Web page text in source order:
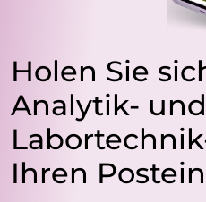
Holen Sie
Analytik- und
Ihren